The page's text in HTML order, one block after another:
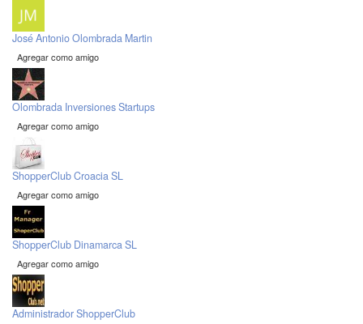
José Antonio Olombrada Martin
Agregar como amigo
Olombrada Inversiones Startups
Agregar como amigo
ShopperClub Croacia SL
Agregar como amigo
ShopperClub Dinamarca SL
Agregar como amigo
Administrador ShopperClub